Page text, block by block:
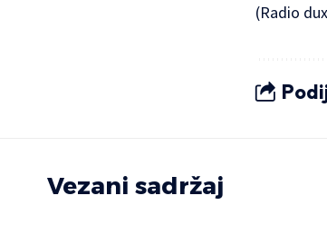
(Radio
Vezani sadržaj